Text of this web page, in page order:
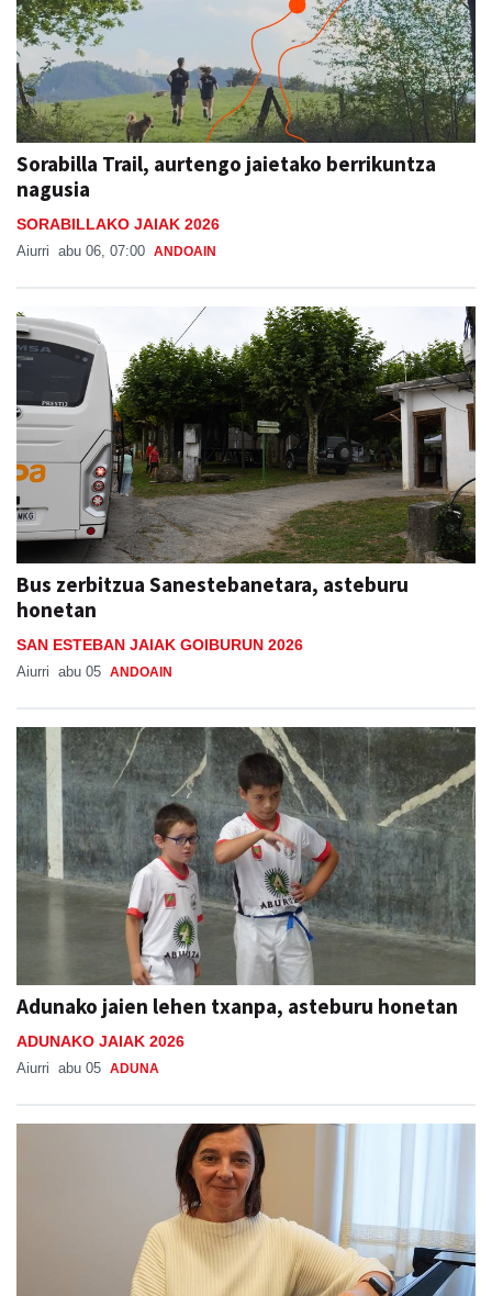
Sorabilla Trail, aurtengo jaietako berrikuntza
nagusia
SORABILLAKO JAIAK 2026
Aiurri abu 06, 07:00 ANDOAIN
Bus zerbitzua Sanestebanetara, asteburu
honetan
SAN ESTEBAN JAIAK GOIBURUN 2026
Aiurri abu 05 ANDOAIN
Adunako jaien lehen txanpa, asteburu honetan
ADUNAKO JAIAK 2026
Aiurri abu 05 ADUNA